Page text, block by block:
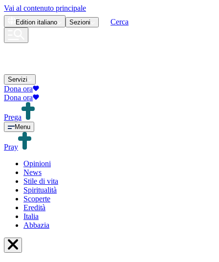
Vai al contenuto principale
Edition italiano Sezioni Cerca
Servizi
Dona ora
Dona ora
Prega
Menu
Pray
Opinioni
News
Stile di vita
Spiritualità
Scoperte
Eredità
Italia
Abbazia